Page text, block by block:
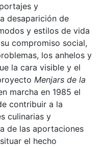
y
desaparición de
y estilos de vida
compromiso social,
los anhelos y
la cara visible y el
Menjars de la
marcha en 1985 el
contribuir a la
culinarias y
de las aportaciones
el hecho